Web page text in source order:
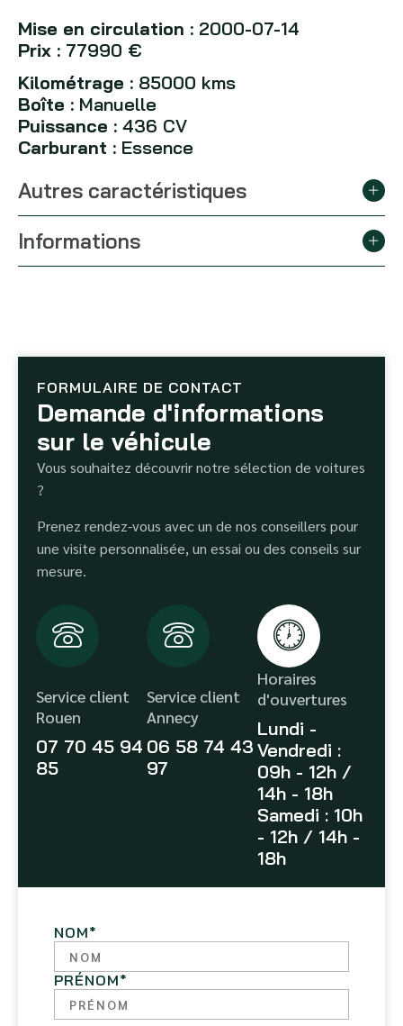
Mise en circulation : 2000-07-14
Prix : 77990 €
Kilométrage : 85000 kms
Boîte : Manuelle
Puissance : 436 CV
Carburant : Essence
Autres caractéristiques
Informations
FORMULAIRE DE CONTACT
Demande d'informations
sur le véhicule
Vous souhaitez découvrir notre sélection de voitures
?
Prenez rendez-vous avec un de nos conseillers pour
une visite personnalisée, un essai ou des conseils sur
mesure.
Service client
Rouen
07 70 45 94
85
Service client
Annecy
06 58 74 43
97
Horaires
d'ouvertures
Lundi -
Vendredi :
09h - 12h /
14h - 18h
Samedi : 10h
- 12h / 14h -
18h
NOM*
PRÉNOM*